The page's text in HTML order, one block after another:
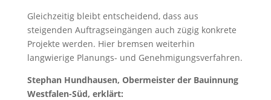
Gleichzeitig bleibt entscheidend, dass aus
steigenden Auftragseingängen auch zügig konkrete
Projekte werden. Hier bremsen weiterhin
langwierige Planungs- und Genehmigungsverfahren.
Stephan Hundhausen, Obermeister der Bauinnung
Westfalen-Süd, erklärt: